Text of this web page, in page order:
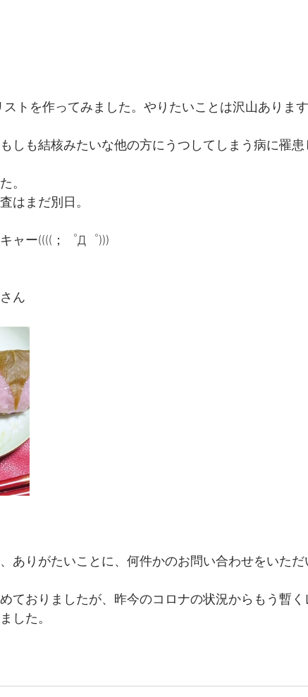
ストを作ってみました。やりたいことは沢山あります
しも結核みたいな他の方にうつしてしまう病に罹
。
はまだ別日。
ャー((((；゜Д゜)))
ん
ありがたいことに、何件かのお問い合わせをいただ
ておりましたが、昨今のコロナの状況からもう暫く
した。